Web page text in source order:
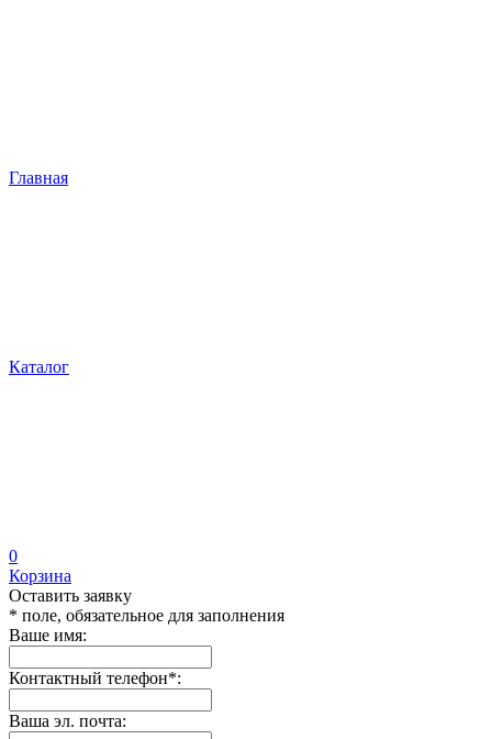
Главная
Каталог
0
Корзина
Оставить заявку
* поле, обязательное для заполнения
Ваше имя:
Контактный телефон*:
Ваша эл. почта: